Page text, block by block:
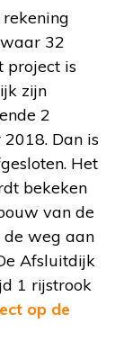
32
project is
zijn
2
Dan is
Het
bekeken
van de
de weg aan
Afsluitdijk
1 rijstrook
op de